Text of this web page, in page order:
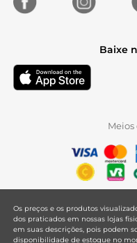
Baixe
Os preços e os produtos
dos praticados em nossas lojas
em suas descrições, pois podem
disponibilidade de estoque no